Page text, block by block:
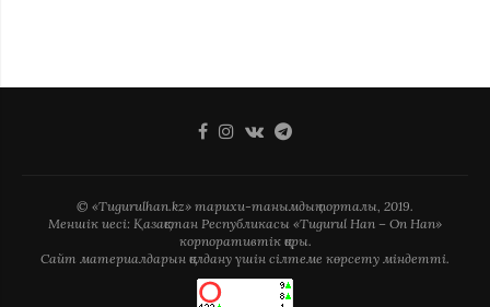
© «Tugurulhan.kz» тарихи-танымдық порталы, 2019.
Меншік иесі: Қазақстан Республикасы «Tugurul Han – On Han»
корпоративтік қоры.
Сайт материалдарын қолдану үшін сілтеме көрсету міндетті.